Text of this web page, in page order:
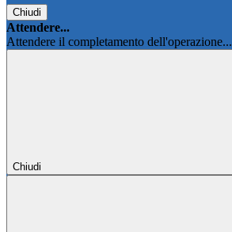
Chiudi
Attendere...
Attendere il completamento dell'operazione...
Chiudi